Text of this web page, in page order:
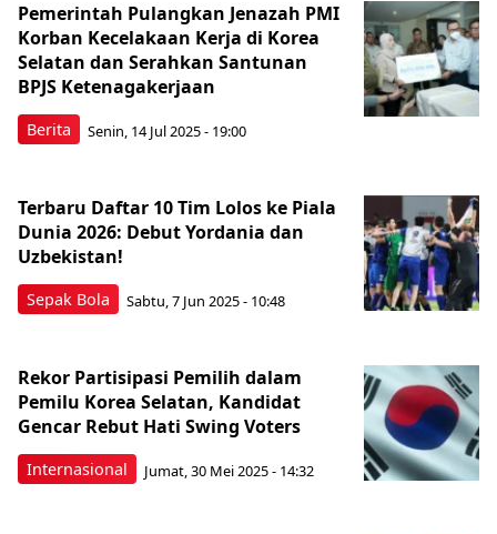
Berita
Pemerintah Pulangkan Jenazah PMI
Korban Kecelakaan Kerja di Korea
Selatan dan Serahkan Santunan
BPJS Ketenagakerjaan
Senin, 14 Jul 2025 - 19:00
Sepak Bola
Terbaru Daftar 10 Tim Lolos ke Piala
Dunia 2026: Debut Yordania dan
Uzbekistan!
Sabtu, 7 Jun 2025 - 10:48
Internasional
Rekor Partisipasi Pemilih dalam
Pemilu Korea Selatan, Kandidat
Gencar Rebut Hati Swing Voters
Jumat, 30 Mei 2025 - 14:32